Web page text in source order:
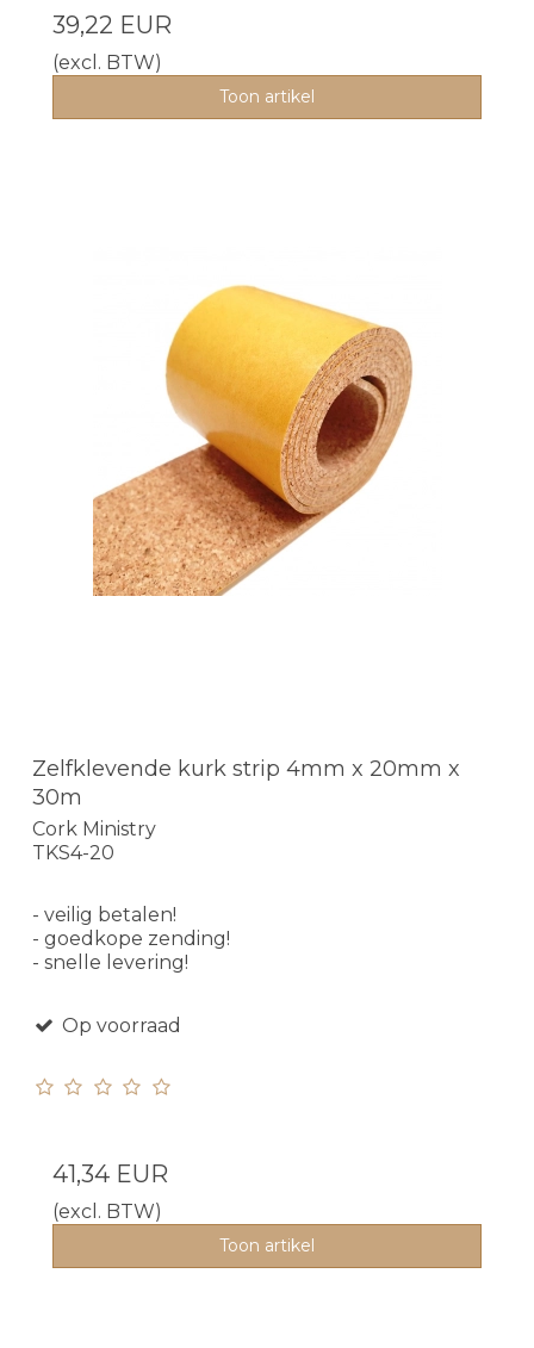
39,22 EUR
(excl. BTW)
Toon artikel
Zelfklevende kurk strip 4mm x 20mm x
30m
Cork Ministry
TKS4-20
- veilig betalen!
- goedkope zending!
- snelle levering!
Op voorraad
41,34 EUR
(excl. BTW)
Toon artikel